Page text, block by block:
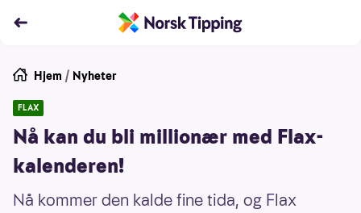
Hjem / Nyheter
FLAX
Nå kan du bli millionær med Flax-
kalenderen!
Nå kommer den kalde fine tida, og Flax